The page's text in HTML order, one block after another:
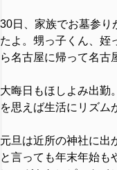
30日、家族でお墓参り
たよ。甥っ子くん、姪
ら名古屋に帰って名古
大晦日もほしよみ出勤
を思えば生活にリズム
元旦は近所の神社に出
と言っても年末年始も